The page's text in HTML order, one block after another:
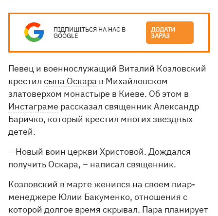
ПІДПИШІТЬСЯ НА НАС В
GOOGLE
ДОДАТИ
ЗАРАЗ
Певец и военнослужащий Виталий Козловский
крестилсына Оскара в Михайловском
златоверхом монастыре в Киеве. Об этом в
Инстаграме рассказал священник Александр
Баричко, который крестил многих звездных
детей.
– Новый воин церкви Христовой. Дождался
получить Оскара, – написал священник.
Козловский в марте женился на своем пиар-
менеджере Юлии Бакуменко, отношения с
которой долгое время скрывал. Пара планирует